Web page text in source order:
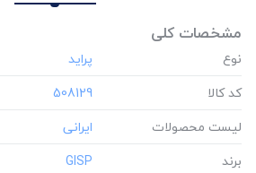
مشخصات کلی
نوع
کد کالا
‎508129
لیست محصولات
برند
‎GISP